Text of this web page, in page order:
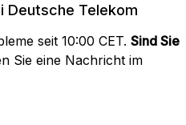
Deutsche Telekom
seit 10:00 CET. Sind Sie
Sie eine Nachricht im